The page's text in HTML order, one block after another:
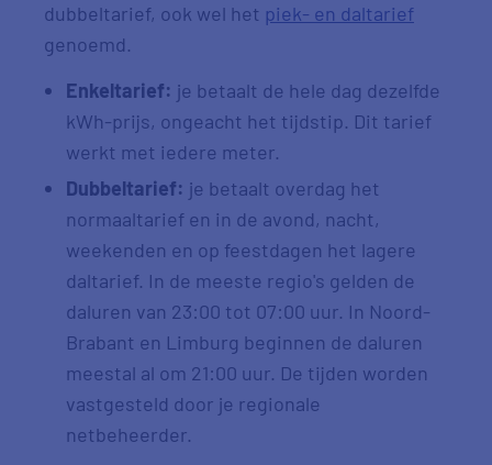
dubbeltarief, ook wel het piek- en daltarief
genoemd.
Enkeltarief: je betaalt de hele dag dezelfde
kWh-prijs, ongeacht het tijdstip. Dit tarief
werkt met iedere meter.
Dubbeltarief: je betaalt overdag het
normaaltarief en in de avond, nacht,
weekenden en op feestdagen het lagere
daltarief. In de meeste regio's gelden de
daluren van 23:00 tot 07:00 uur. In Noord-
Brabant en Limburg beginnen de daluren
meestal al om 21:00 uur. De tijden worden
vastgesteld door je regionale
netbeheerder.